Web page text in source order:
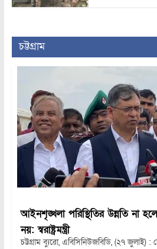
চট্টগ্রাম
আইনশৃঙ্খলা পরিস্থিতির উন্নতি না
নয়: স্বরাষ্ট্রমন্ত্রী
চট্টগ্রাম ব্যুরো, এবিসিনিউজবিডি, (২৭ জুলাই)